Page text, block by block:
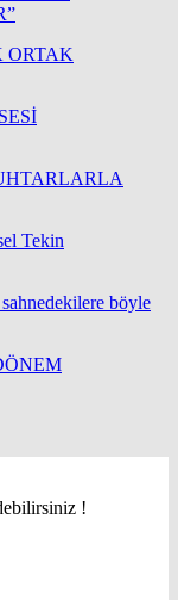
ORTAK
böyle
!